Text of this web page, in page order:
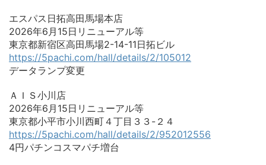
エスパス日拓高田馬場本店
2026年6月15日リニューアル等
東京都新宿区高田馬場2-14-11日拓ビル
https://5pachi.com/hall/details/2/105012
データランプ変更
ＡＩＳ小川店
2026年6月15日リニューアル等
東京都小平市小川西町４丁目３３-２４
https://5pachi.com/hall/details/2/952012556
4円パチンコスマパチ増台